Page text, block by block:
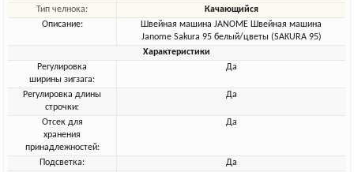
Тип челнока:
Качающийся
Описание:
Швейная машина JANOME Швейная машина
Janome Sakura 95 белый/цветы (SAKURA 95)
Характеристики
Регулировка
ширины зигзага:
Да
Регулировка длины
строчки:
Да
Отсек для
хранения
принадлежностей:
Да
Подсветка:
Да